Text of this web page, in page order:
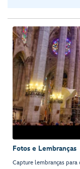
Fotos e Lembranças
Capture lembranças para